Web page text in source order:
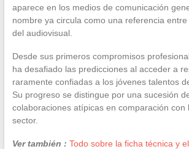
aparece en los medios de comunicación
nombre ya circula como una referencia
del audiovisual.
Desde sus primeros compromisos
ha desafiado las predicciones al acceder a
raramente confiadas a los jóvenes talentos
Su progreso se distingue por una sucesión
colaboraciones atípicas en comparación con
sector.
Ver también : Todo sobre la ficha técnica y